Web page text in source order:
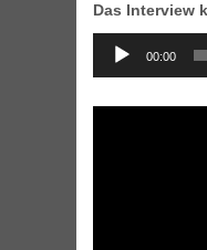
Das Interview
Audio
Player
00:00